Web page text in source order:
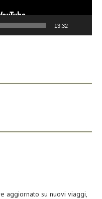
13:32
aggiornato su nuovi viaggi,